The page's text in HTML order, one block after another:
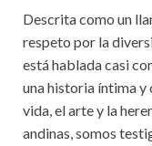
Descrita como un
respeto por la
está hablada casi
una historia íntima y
vida, el arte y la
andinas, somos